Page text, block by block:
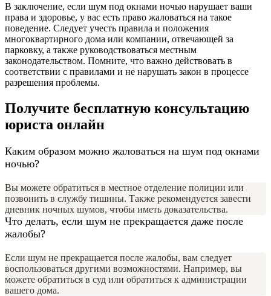
В заключение, если шум под окнами ночью нарушает ваши
права и здоровье, у вас есть право жаловаться на такое
поведение. Следует учесть правила и положения
многоквартирного дома или компании, отвечающей за
парковку, а также руководствоваться местным
законодательством. Помните, что важно действовать в
соответствии с правилами и не нарушать закон в процессе
разрешения проблемы.
Получите бесплатную консультацию
юриста онлайн
Каким образом можно жаловаться на шум под окнами
ночью?
Вы можете обратиться в местное отделение полиции или
позвонить в службу тишины. Также рекомендуется завести
дневник ночных шумов, чтобы иметь доказательства.
Что делать, если шум не прекращается даже после
жалобы?
Если шум не прекращается после жалобы, вам следует
воспользоваться другими возможностями. Например, вы
можете обратиться в суд или обратиться к администрации
вашего дома.